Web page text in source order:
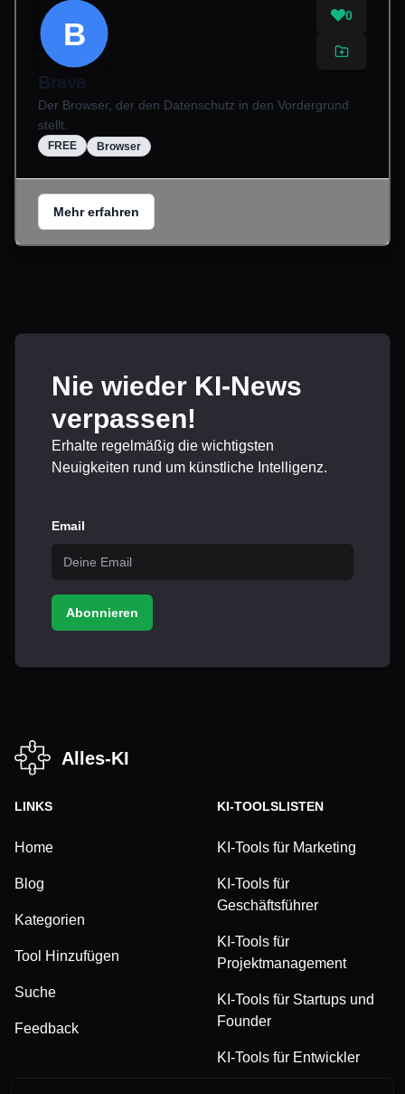
B
0
Brave
Der Browser, der den Datenschutz in den Vordergrund
stellt.
FREE Browser
Mehr erfahren
Nie wieder KI-News
verpassen!
Erhalte regelmäßig die wichtigsten
Neuigkeiten rund um künstliche Intelligenz.
Email
Abonnieren
Alles-KI
LINKS
Home
Blog
Kategorien
Tool Hinzufügen
Suche
Feedback
KI-TOOLSLISTEN
KI-Tools für Marketing
KI-Tools für
Geschäftsführer
KI-Tools für
Projektmanagement
KI-Tools für Startups und
Founder
KI-Tools für Entwickler